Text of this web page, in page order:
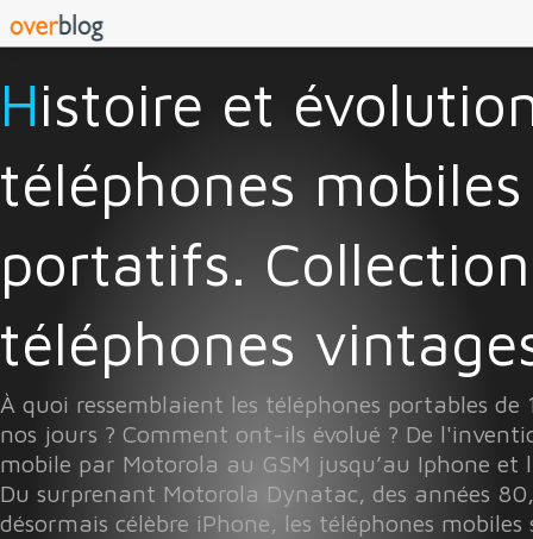
Histoire et évolution des
téléphones mobiles
portatifs.
téléphones
À quoi ressemblaient les téléphones portables de
nos jours ? Comment ont-ils évolué ? De
mobile par Motorola au GSM jusqu’au Iphone et
Du surprenant Motorola Dynatac, des années
désormais célèbre iPhone, les téléphones mobiles